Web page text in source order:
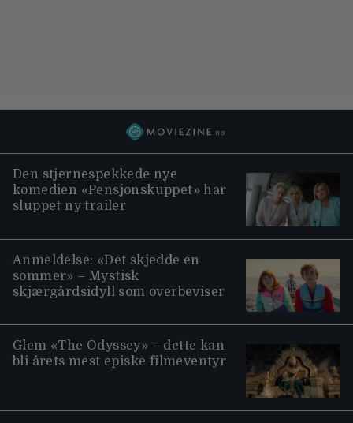
Den stjernespekkede nye
komedien «Pensjonskuppet» har
sluppet ny trailer
Anmeldelse: «Det skjedde en
sommer» – Mystisk
skjærgårdsidyll som overbeviser
Glem «The Odyssey» – dette kan
bli årets mest episke filmeventyr